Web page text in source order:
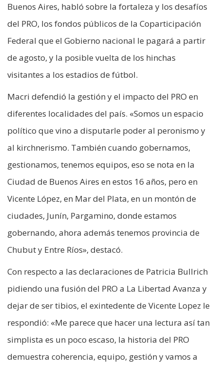
Buenos Aires, habló sobre la fortaleza y los desafíos
del PRO, los fondos públicos de la Coparticipación
Federal que el Gobierno nacional le pagará a partir
de agosto, y la posible vuelta de los hinchas
visitantes a los estadios de fútbol.
Macri defendió la gestión y el impacto del PRO en
diferentes localidades del país. «Somos un espacio
político que vino a disputarle poder al peronismo y
al kirchnerismo. También cuando gobernamos,
gestionamos, tenemos equipos, eso se nota en la
Ciudad de Buenos Aires en estos 16 años, pero en
Vicente López, en Mar del Plata, en un montón de
ciudades, Junín, Pargamino, donde estamos
gobernando, ahora además tenemos provincia de
Chubut y Entre Ríos», destacó.
Con respecto a las declaraciones de Patricia Bullrich
pidiendo una fusión del PRO a La Libertad Avanza y
dejar de ser tibios, el exintedente de Vicente Lopez le
respondió: «Me parece que hacer una lectura así tan
simplista es un poco escaso, la historia del PRO
demuestra coherencia, equipo, gestión y vamos a